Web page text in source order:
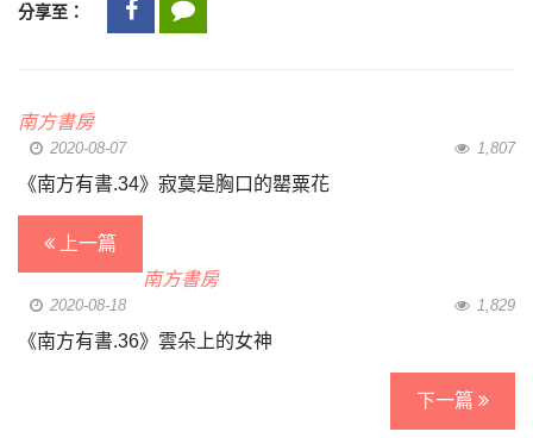
分享至：
南方書房
2020-08-07 1,807
《南方有書.34》寂寞是胸口的罌粟花
上一篇
南方書房
2020-08-18 1,829
《南方有書.36》雲朵上的女神
下一篇